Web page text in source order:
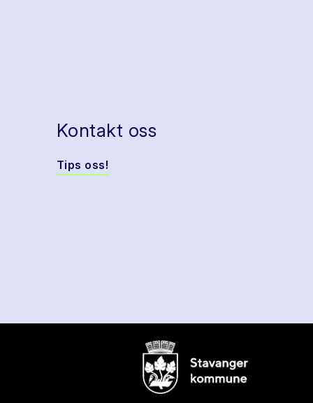
Kontakt oss
Tips oss!